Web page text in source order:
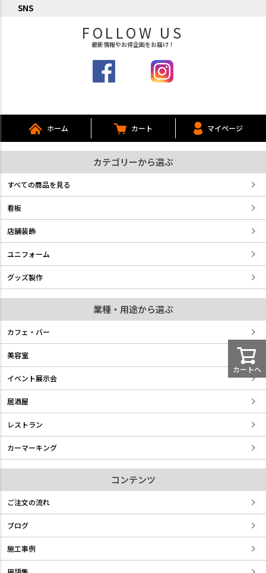
カートへ
SNS
FOLLOW US
最新情報やお得企画をお届け！
ホーム カート マイページ
カテゴリーから選ぶ
すべての商品を見る
看板
店舗装飾
ユニフォーム
グッズ製作
業種・用途から選ぶ
カフェ・バー
美容室
イベント展示会
居酒屋
レストラン
カーマーキング
コンテンツ
ご注文の流れ
ブログ
施工事例